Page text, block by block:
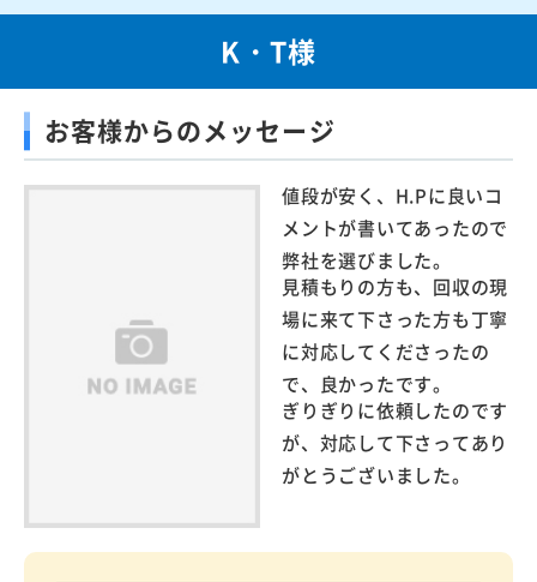
K・T様
お客様からのメッセージ
値段が安く、H.Pに良いコ
メントが書いてあったので
弊社を選びました。
見積もりの方も、回収の現
場に来て下さった方も丁寧
に対応してくださったの
で、良かったです。
ぎりぎりに依頼したのです
が、対応して下さってあり
がとうございました。